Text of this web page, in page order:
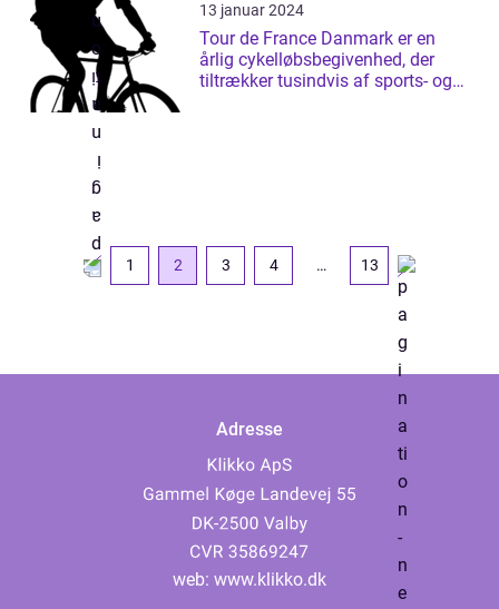
13 januar 2024
Tour de France Danmark er en
årlig cykelløbsbegivenhed, der
tiltrækker tusindvis af sports- og
1 2 3 4 … 13
Adresse
web: www.klikko.dk